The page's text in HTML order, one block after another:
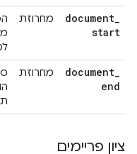
document_
start
מחרוזת
document_
end
מחרוזת
ציון פריימים